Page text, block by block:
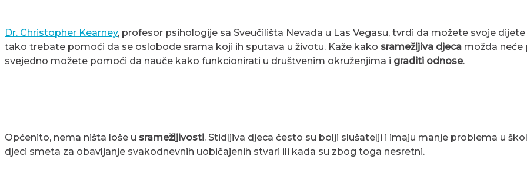
Dr. Christopher Kearney, profesor psihologije sa Sveučilišta Nevada u Las Vegasu, tvrdi da možete svoje
tako trebate pomoći da se oslobode srama koji ih sputava u životu. Kaže kako sramežljiva djeca možda neće
svejedno možete pomoći da nauče kako funkcionirati u društvenim okruženjima i graditi odnose.
Općenito, nema ništa loše u sramežljivosti. Stidljiva djeca često su bolji slušatelji i imaju manje problema u
djeci smeta za obavljanje svakodnevnih uobičajenih stvari ili kada su zbog toga nesretni.